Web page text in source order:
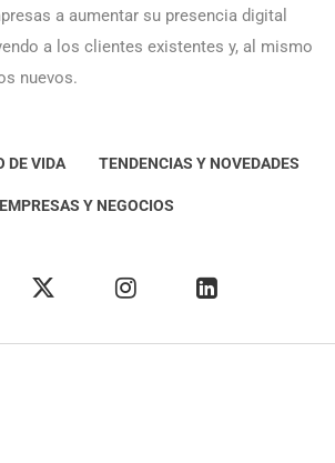
a aumentar su presencia digital
a los clientes existentes y, al mismo
nuevos.
DE VIDA TENDENCIAS Y NOVEDADES
EMPRESAS Y NEGOCIOS